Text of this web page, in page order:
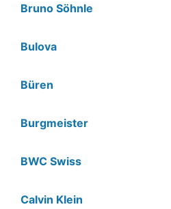
Bruno Söhnle
Bulova
Büren
Burgmeister
BWC Swiss
Calvin Klein